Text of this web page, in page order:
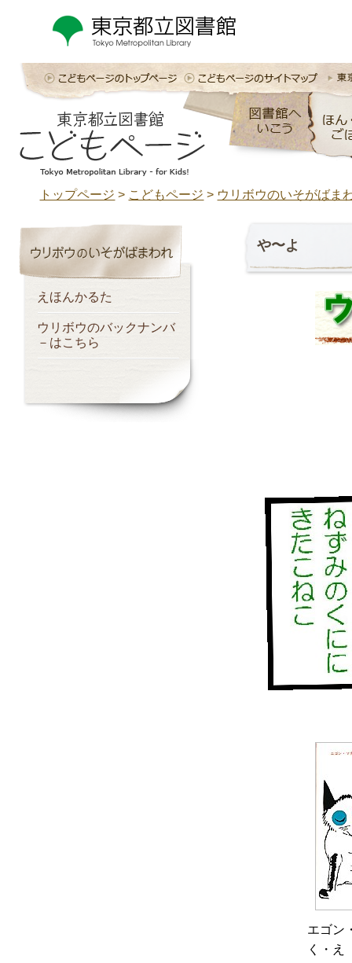
トップページ > こどもページ > ウリボウのいそがばま
えほんかるた
ウリボウのバックナンバ
－はこちら
や〜よ
エゴン
く・え